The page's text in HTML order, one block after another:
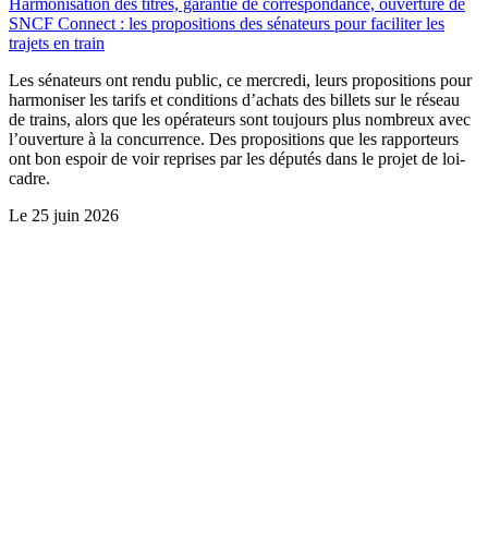
SNCF Connect : les propositions des sénateurs pour faciliter les
trajets en train
Les sénateurs ont rendu public, ce mercredi, leurs propositions pour
harmoniser les tarifs et conditions d’achats des billets sur le réseau
de trains, alors que les opérateurs sont toujours plus nombreux avec
l’ouverture à la concurrence. Des propositions que les rapporteurs
ont bon espoir de voir reprises par les députés dans le projet de loi-
cadre.
Le 25 juin 2026